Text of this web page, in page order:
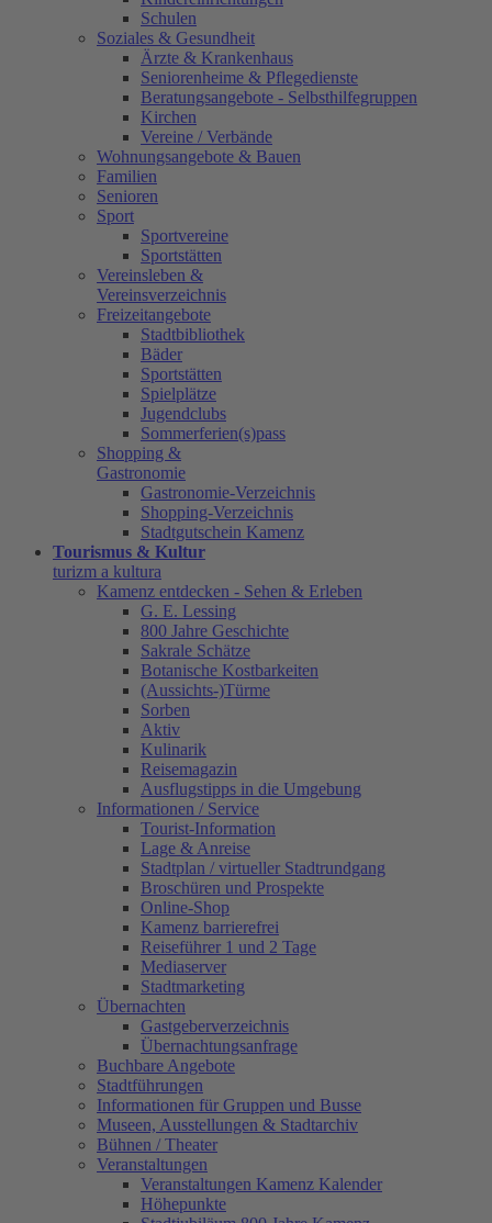
Schulen
Soziales & Gesundheit
Ärzte & Krankenhaus
Seniorenheime & Pflegedienste
Beratungsangebote - Selbsthilfegruppen
Kirchen
Vereine / Verbände
Wohnungsangebote & Bauen
Familien
Senioren
Sport
Sportvereine
Sportstätten
Vereinsleben &
Vereinsverzeichnis
Freizeitangebote
Stadtbibliothek
Bäder
Sportstätten
Spielplätze
Jugendclubs
Sommerferien(s)pass
Shopping &
Gastronomie
Gastronomie-Verzeichnis
Shopping-Verzeichnis
Stadtgutschein Kamenz
Tourismus & Kultur
turizm a kultura
Kamenz entdecken - Sehen & Erleben
G. E. Lessing
800 Jahre Geschichte
Sakrale Schätze
Botanische Kostbarkeiten
(Aussichts-)Türme
Sorben
Aktiv
Kulinarik
Reisemagazin
Ausflugstipps in die Umgebung
Informationen / Service
Tourist-Information
Lage & Anreise
Stadtplan / virtueller Stadtrundgang
Broschüren und Prospekte
Online-Shop
Kamenz barrierefrei
Reiseführer 1 und 2 Tage
Mediaserver
Stadtmarketing
Übernachten
Gastgeberverzeichnis
Übernachtungsanfrage
Buchbare Angebote
Stadtführungen
Informationen für Gruppen und Busse
Museen, Ausstellungen & Stadtarchiv
Bühnen / Theater
Veranstaltungen
Veranstaltungen Kamenz Kalender
Höhepunkte